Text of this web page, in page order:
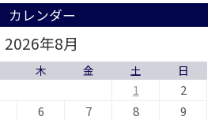
カレンダー
2026年8月
木 金 土 日
1
2
6 7 8
9